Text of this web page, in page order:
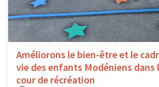
Améliorons le bien-être et le
vie des enfants Modéniens dans
cour de récréation